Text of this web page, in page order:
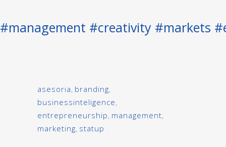
#management #creativity #markets
asesoria, branding,
businessinteligence,
entrepreneurship, management,
marketing, statup